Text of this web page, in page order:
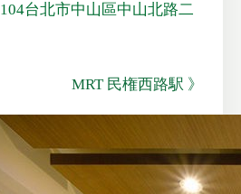
104台北市中山區中山北路二
MRT 民権西路駅 》